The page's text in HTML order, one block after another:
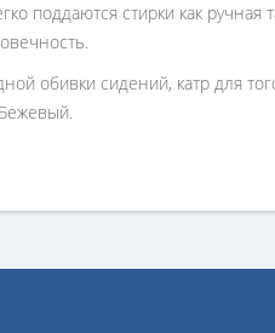
поддаются стирки как
обивки сидений, катр для